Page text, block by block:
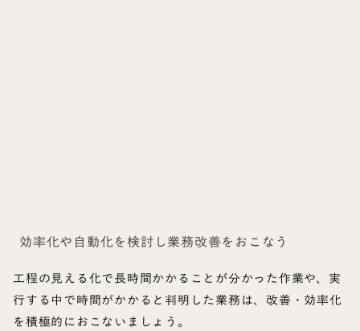
効率化や自動化を検討し業務改善をおこなう
工程の見える化で長時間かかることが分かった作業や、実
行する中で時間がかかると判明した業務は、改善・効率化
を積極的におこないましょう。